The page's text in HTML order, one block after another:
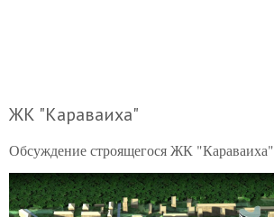
ЖК "Караваиха"
Обсуждение строящегося ЖК "Караваиха"